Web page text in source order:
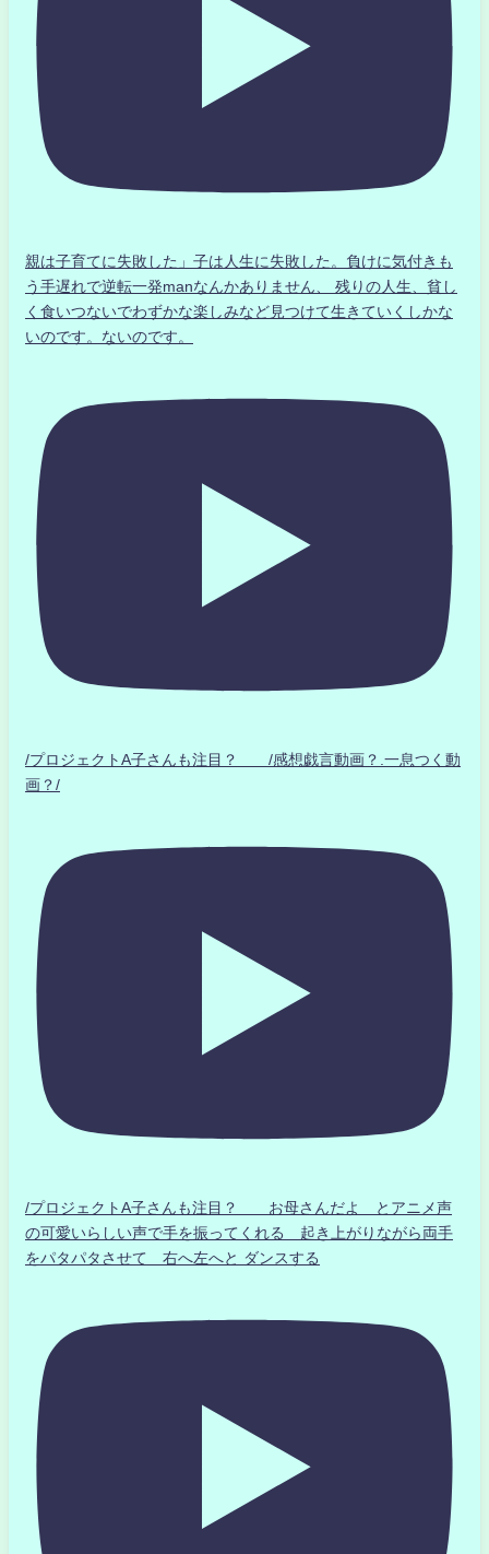
親は子育てに失敗した」子は人生に失敗した。負けに気付きも
う手遅れで逆転一発manなんかありません、 残りの人生、貧し
く食いつないでわずかな楽しみなど見つけて生きていくしかな
いのです。ないのです。
/プロジェクトA子さんも注目？ /感想戯言動画？.一息つく動
画？/
/プロジェクトA子さんも注目？ お母さんだよ とアニメ声
の可愛いらしい声で手を振ってくれる 起き上がりながら両手
をパタパタさせて 右へ左へと ダンスする